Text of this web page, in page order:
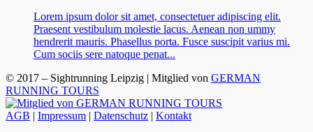
Lorem ipsum dolor sit amet, consectetuer adipiscing elit.
Praesent vestibulum molestie lacus. Aenean non ummy
hendrerit mauris. Phasellus porta. Fusce suscipit varius mi.
Cum sociis sere natoque penat...
© 2017 – Sightrunning Leipzig | Mitglied von GERMAN
RUNNING TOURS
AGB | Impressum | Datenschutz | Kontakt